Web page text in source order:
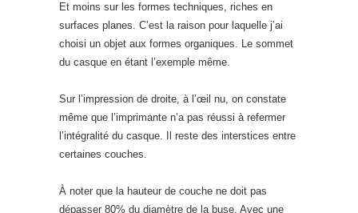
Et moins sur les formes techniques, riches en
surfaces planes. C’est la raison pour laquelle j’ai
choisi un objet aux formes organiques. Le sommet
du casque en étant l’exemple même.
Sur l’impression de droite, à l’œil nu, on constate
même que l’imprimante n’a pas réussi à refermer
l’intégralité du casque. Il reste des interstices entre
certaines couches.
À noter que la hauteur de couche ne doit pas
dépasser 80% du diamètre de la buse. Avec une